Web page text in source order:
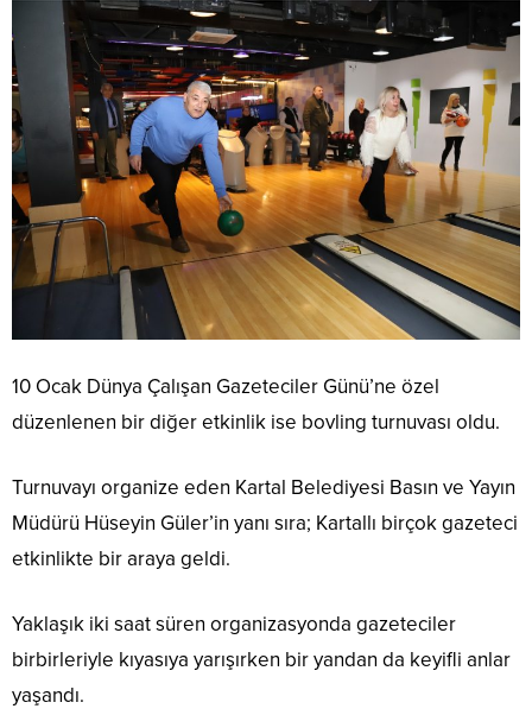
10 Ocak Dünya Çalışan Gazeteciler Günü’ne özel
düzenlenen bir diğer etkinlik ise bovling turnuvası oldu.
Turnuvayı organize eden Kartal Belediyesi Basın ve Yayın
Müdürü Hüseyin Güler’in yanı sıra; Kartallı birçok gazeteci
etkinlikte bir araya geldi.
Yaklaşık iki saat süren organizasyonda gazeteciler
birbirleriyle kıyasıya yarışırken bir yandan da keyifli anlar
yaşandı.